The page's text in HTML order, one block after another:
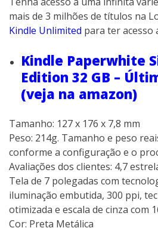
mais de 3 milhões de títulos na
Kindle Unlimited para ter acesso
Kindle Paperwhite
Edition 32 GB –
(veja na amazon)
Tamanho: 127 x 176 x 7,8 mm
Peso: 214g. Tamanho e peso
conforme a configuração e o
Avaliações dos clientes: 4,7
Tela de 7 polegadas com
iluminação embutida, 300 ppi,
otimizada e escala de cinza com
Cor: Preta Metálica